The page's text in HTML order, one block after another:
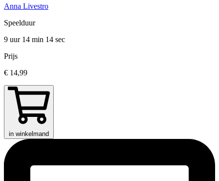
Anna Livestro
Speelduur
9 uur 14 min 14 sec
Prijs
€ 14,99
in winkelmand